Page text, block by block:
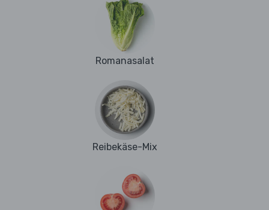
Romanasalat
Reibekäse-Mix